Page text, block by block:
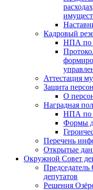
Кадровый
НПА по
Аттестация
Защита
О
Наградная
НПА по
Формы
Перечень
Открытые
Окружной Совет
Председатель
депутатов
Решения